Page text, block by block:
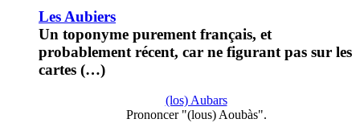
Les Aubiers
Un toponyme purement français, et
probablement récent, car ne figurant pas sur les
cartes (…)
(los) Aubars
Prononcer "(lous) Aoubàs".